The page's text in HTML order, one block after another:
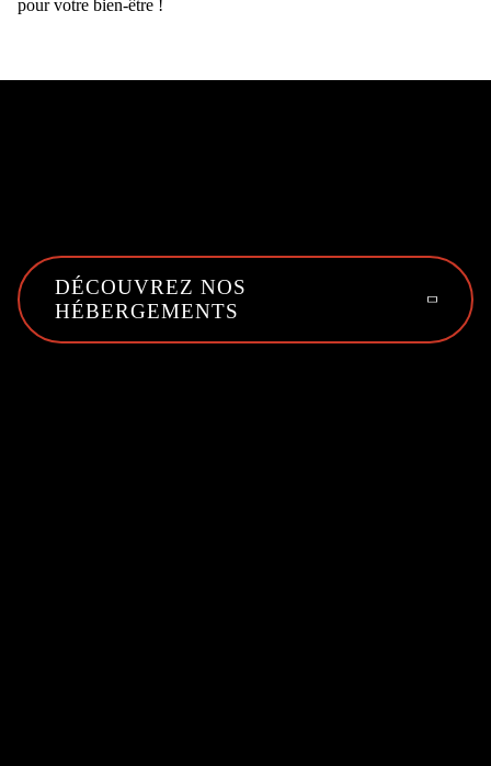
pour votre bien-être !
DÉCOUVREZ NOS
HÉBERGEMENTS